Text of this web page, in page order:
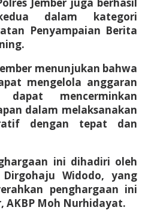
dalam kategori
Penyampaian Berita
menunjukan bahwa
mengelola anggaran
mencerminkan
dalam melaksanakan
dengan tepat dan
ini dihadiri oleh
Dirgohaju Widodo, yang
penghargaan ini
AKBP Moh Nurhidayat.